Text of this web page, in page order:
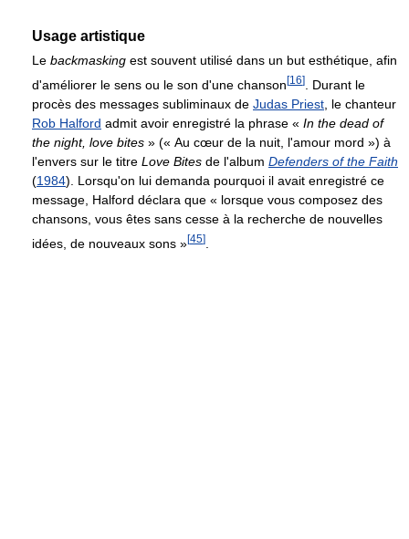
Usage artistique
Le backmasking est souvent utilisé dans un but esthétique, afin
d'améliorer le sens ou le son d'une chanson [16]
. Durant le
procès des messages subliminaux de Judas Priest , le chanteur
Rob Halford admit avoir enregistré la phrase « In the dead of
the night, love bites » (« Au cœur de la nuit, l'amour mord ») à
l'envers sur le titre Love Bites de l'album Defenders of the Faith
(1984). Lorsqu'on lui demanda pourquoi il avait enregistré ce
message, Halford déclara que « lorsque vous composez des
chansons, vous êtes sans cesse à la recherche de nouvelles
idées, de nouveaux sons »[45]